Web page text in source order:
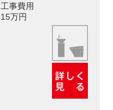
工事費用
15万円